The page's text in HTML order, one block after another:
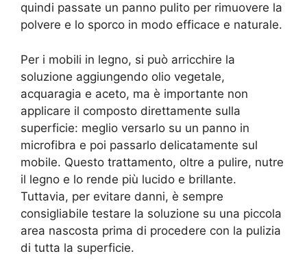
quindi passate un panno pulito per rimuovere la
polvere e lo sporco in modo efficace e naturale.
Per i mobili in legno, si può arricchire la
soluzione aggiungendo olio vegetale,
acquaragia e aceto, ma è importante non
applicare il composto direttamente sulla
superficie: meglio versarlo su un panno in
microfibra e poi passarlo delicatamente sul
mobile. Questo trattamento, oltre a pulire, nutre
il legno e lo rende più lucido e brillante.
Tuttavia, per evitare danni, è sempre
consigliabile testare la soluzione su una piccola
area nascosta prima di procedere con la pulizia
di tutta la superficie.